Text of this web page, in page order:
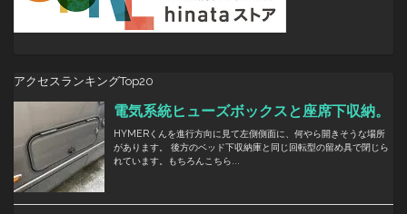
アクセスランキングTop20